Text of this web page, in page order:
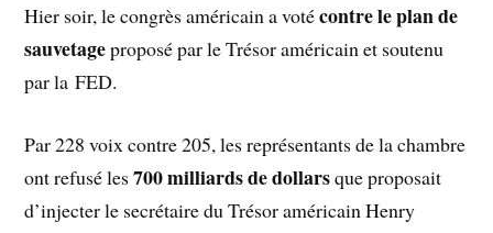
Hier soir, le congrès américain a votécontre le plan de
sauvetageproposé par le Trésor américain et soutenu
par la FED.
Par 228 voix contre 205, les représentants de la chambre
ont refusé les700 milliards de dollarsque proposait
d’injecter le secrétaire du Trésor américain Henry